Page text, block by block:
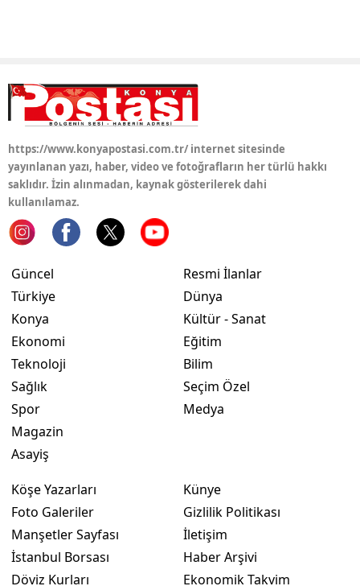
https://www.konyapostasi.com.tr/ internet sitesinde
yayınlanan yazı, haber, video ve fotoğrafların her türlü hakkı
saklıdır. İzin alınmadan, kaynak gösterilerek dahi
kullanılamaz.
Güncel
Türkiye
Konya
Ekonomi
Teknoloji
Sağlık
Spor
Magazin
Asayiş
Resmi İlanlar
Dünya
Kültür - Sanat
Eğitim
Bilim
Seçim Özel
Medya
Köşe Yazarları
Foto Galeriler
Manşetler Sayfası
İstanbul Borsası
Döviz Kurları
Künye
Gizlilik Politikası
İletişim
Haber Arşivi
Ekonomik Takvim